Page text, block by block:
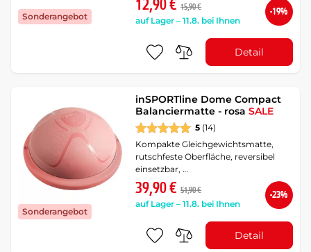
Sonderangebot
12,90 € 15,90 €
auf Lager – 11.8. bei Ihnen
-19%
Detail
Sonderangebot
inSPORTline Dome Compact
Balanciermatte - rosaSALE
5 (14)
Kompakte Gleichgewichtsmatte,
rutschfeste Oberfläche, reversibel
einsetzbar, …
39,90 € 51,90 €
auf Lager – 11.8. bei Ihnen
-23%
Detail